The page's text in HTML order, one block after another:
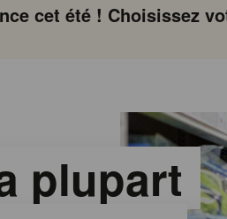
cet été ! Choisissez
plupart